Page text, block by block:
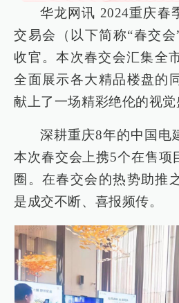
华龙网讯 2024重庆春
交易会（以下简称“春交
收官。本次春交会汇集全
全面展示各大精品楼盘的
献上了一场精彩绝伦的视觉
深耕重庆8年的中国电
本次春交会上携5个在售项
圈。在春交会的热势助推
是成交不断、喜报频传。